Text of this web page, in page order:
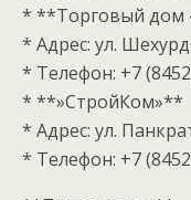
* **Торговый дом
* Адрес: ул.
* Телефон: +7
* **»СтройКом»**
* Адрес: ул.
* Телефон: +7